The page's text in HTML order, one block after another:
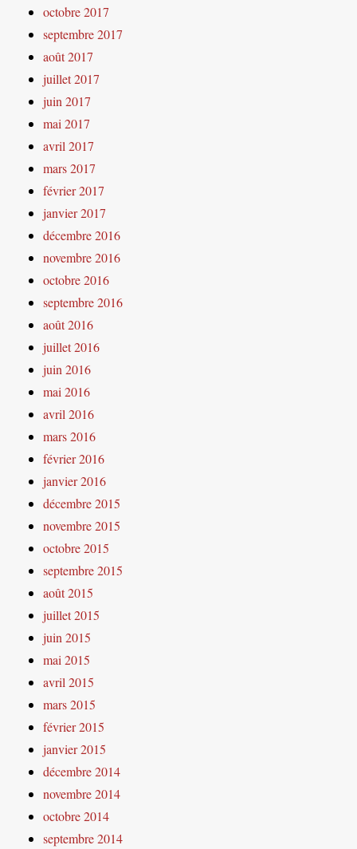
octobre 2017
septembre 2017
août 2017
juillet 2017
juin 2017
mai 2017
avril 2017
mars 2017
février 2017
janvier 2017
décembre 2016
novembre 2016
octobre 2016
septembre 2016
août 2016
juillet 2016
juin 2016
mai 2016
avril 2016
mars 2016
février 2016
janvier 2016
décembre 2015
novembre 2015
octobre 2015
septembre 2015
août 2015
juillet 2015
juin 2015
mai 2015
avril 2015
mars 2015
février 2015
janvier 2015
décembre 2014
novembre 2014
octobre 2014
septembre 2014